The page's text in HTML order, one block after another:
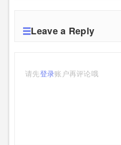
Leave a Reply
请先登录账户再评论哦